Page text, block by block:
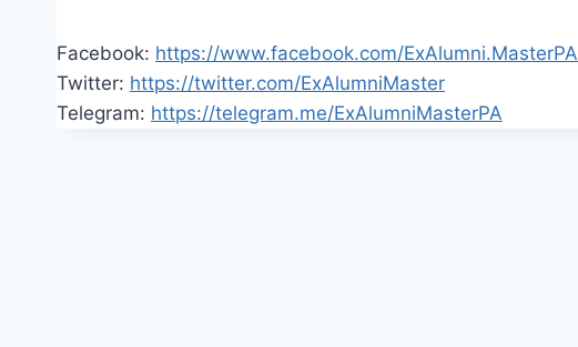
Facebook: https://www.facebook.com/ExAlumni.MasterPA
Twitter: https://twitter.com/ExAlumniMaster
Telegram: https://telegram.me/ExAlumniMasterPA